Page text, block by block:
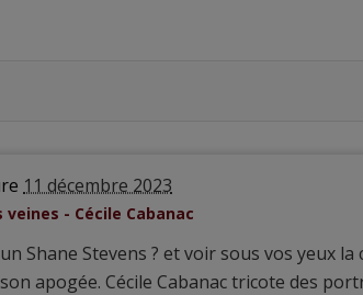
11 décembre 2023
veines - Cécile Cabanac
Shane Stevens ? et voir sous vos yeux
apogée. Cécile Cabanac tricote des